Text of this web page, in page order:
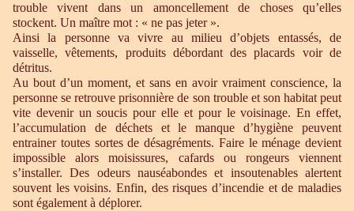
trouble vivent dans un amoncellement de choses qu’elles
stockent. Un maître mot : « ne pas jeter ».
Ainsi la personne va vivre au milieu d’objets entassés, de
vaisselle, vêtements, produits débordant des placards voir de
détritus.
Au bout d’un moment, et sans en avoir vraiment conscience, la
personne se retrouve prisonnière de son trouble et son habitat peut
vite devenir un soucis pour elle et pour le voisinage. En effet,
l’accumulation de déchets et le manque d’hygiène peuvent
entrainer toutes sortes de désagréments. Faire le ménage devient
impossible alors moisissures, cafards ou rongeurs viennent
s’installer. Des odeurs nauséabondes et insoutenables alertent
souvent les voisins. Enfin, des risques d’incendie et de maladies
sont également à déplorer.